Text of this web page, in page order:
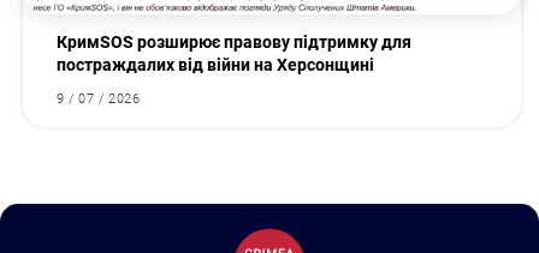
КримSOS розширює правову підтримку для
постраждалих від війни на Херсонщині
9 / 07 / 2026